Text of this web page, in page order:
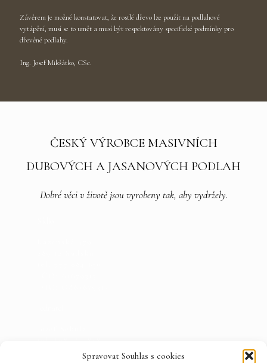
Spravovat Souhlas s cookies
Závěrem je možné konstatovat, že rostlé dřevo lze použít na podlahové
vytápění, musí se to umět a musí být respektovány specifické podmínky pro
dřevěné podlahy.
Ing. Josef Mikšátko, CSc.
ČESKÝ VÝROBCE MASIVNÍCH
DUBOVÝCH A JASANOVÝCH PODLAH
Dobré věci v životě jsou vyrobeny tak, aby vydržely.